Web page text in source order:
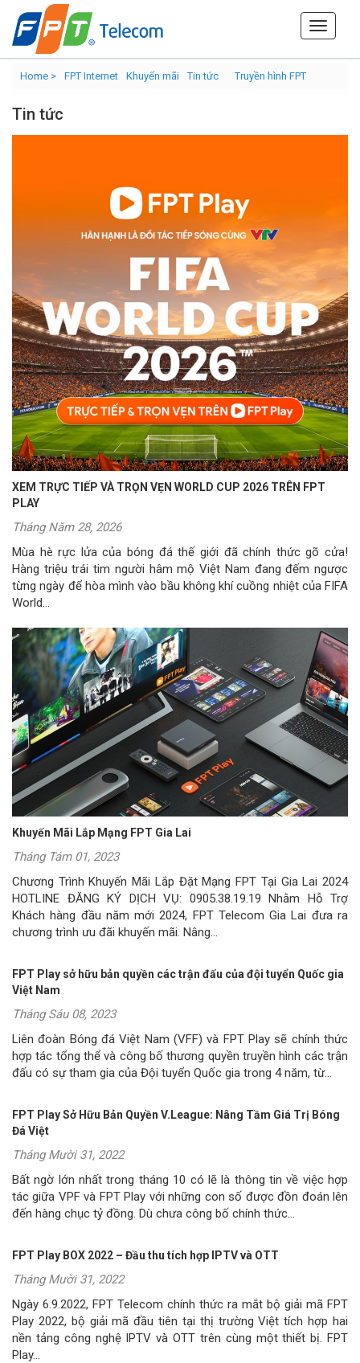
Home > FPT Internet Khuyến mãi Tin tức Truyền hình FPT
Tin tức
XEM TRỰC TIẾP VÀ TRỌN VẸN WORLD CUP 2026 TRÊN FPT
PLAY
Tháng Năm 28, 2026
Mùa hè rực lửa của bóng đá thế giới đã chính thức gõ cửa!
Hàng triệu trái tim người hâm mộ Việt Nam đang đếm ngược
từng ngày để hòa mình vào bầu không khí cuồng nhiệt của FIFA
World...
Khuyến Mãi Lắp Mạng FPT Gia Lai
Tháng Tám 01, 2023
Chương Trình Khuyến Mãi Lắp Đặt Mạng FPT Tại Gia Lai 2024
HOTLINE ĐĂNG KÝ DỊCH VỤ: 0905.38.19.19 Nhằm Hỗ Trợ
Khách hàng đầu năm mới 2024, FPT Telecom Gia Lai đưa ra
chương trình ưu đãi khuyến mãi. Nâng...
FPT Play sở hữu bản quyền các trận đấu của đội tuyển Quốc gia
Việt Nam
Tháng Sáu 08, 2023
Liên đoàn Bóng đá Việt Nam (VFF) và FPT Play sẽ chính thức
hợp tác tổng thể và công bố thương quyền truyền hình các trận
đấu có sự tham gia của Đội tuyển Quốc gia trong 4 năm, từ...
FPT Play Sở Hữu Bản Quyền V.League: Nâng Tầm Giá Trị Bóng
Đá Việt
Tháng Mười 31, 2022
Bất ngờ lớn nhất trong tháng 10 có lẽ là thông tin về việc hợp
tác giữa VPF và FPT Play với những con số được đồn đoán lên
đến hàng chục tỷ đồng. Dù chưa công bố chính thức...
FPT Play BOX 2022 – Đầu thu tích hợp IPTV và OTT
Tháng Mười 31, 2022
Ngày 6.9.2022, FPT Telecom chính thức ra mắt bộ giải mã FPT
Play 2022, bộ giải mã đầu tiên tại thị trường Việt tích hợp hai
nền tảng công nghệ IPTV và OTT trên cùng một thiết bị. FPT
Play...